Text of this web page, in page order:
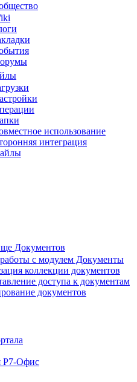
использование
интеграция
Документов
с модулем Документы
коллекции документов
доступа к документам
документов
Р7-Офис